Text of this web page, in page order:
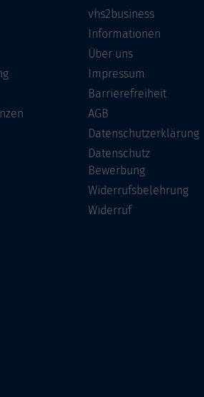
vhs2business
Informationen
Über uns
Impressum
Barrierefreiheit
AGB
Datenschutzerklärung
Datenschutz
Bewerbung
Widerrufsbelehrung
Widerruf